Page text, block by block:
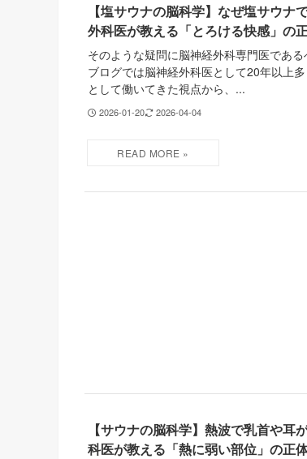
【塩サウナの脳科学】なぜ塩サウナ
外科医が教える「とろける快感」の
そのような疑問に脳神経外科専門医であ
ブログでは脳神経外科医として20年以上
として働いてきた視点から、...
2026-01-20 2026-04-04
【サウナの脳科学】熱波で乳首や耳
科医が教える「熱に弱い部位」の正